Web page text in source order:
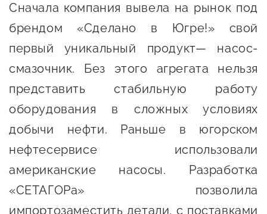
Меры поддержки
Навигатор по мерам
Консультационная поддержка
Образовательная поддержка
Поддержка креативного и
инновационно-
технологического
Сначала компания вывела на рынок под
брендом «Сделано в Югре!» свой
первый уникальный продукт— насос-
смазочник. Без этого агрегата нельзя
представить стабильную работу
оборудования в сложных условиях
добычи нефти. Раньше в югорском
нефтесервисе использовали
американские насосы. Разработка
«СЕТАГОРа» позволила
импортозаместить детали, с поставками